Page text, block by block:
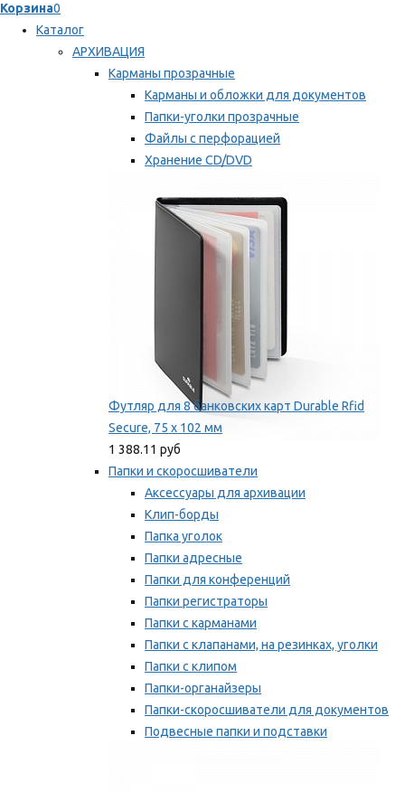
Корзина0
Каталог
АРХИВАЦИЯ
Карманы прозрачные
Карманы и обложки для документов
Папки-уголки прозрачные
Файлы с перфорацией
Хранение CD/DVD
Мы рекомендуем
Футляр для 8 банковских карт Durable Rfid
Secure, 75 х 102 мм
1 388.11 руб
Папки и скоросшиватели
Аксессуары для архивации
Клип-борды
Папка уголок
Папки адресные
Папки для конференций
Папки регистраторы
Папки с карманами
Папки с клапанами, на резинках, уголки
Папки с клипом
Папки-органайзеры
Папки-скоросшиватели для документов
Подвесные папки и подставки